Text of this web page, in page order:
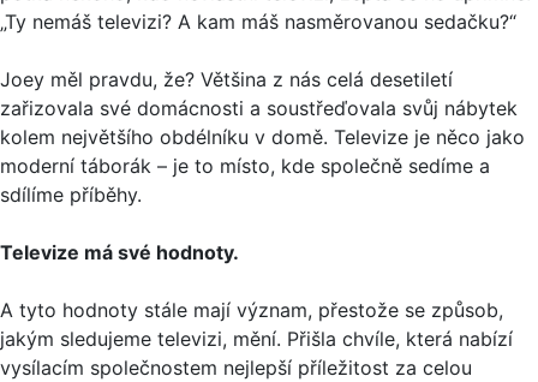
„Ty nemáš televizi? A kam máš nasměrovanou sedačku?“
Joey měl pravdu, že? Většina z nás celá desetiletí
zařizovala své domácnosti a soustřeďovala svůj nábytek
kolem největšího obdélníku v domě. Televize je něco jako
moderní táborák – je to místo, kde společně sedíme a
sdílíme příběhy.
Televize má své hodnoty.
A tyto hodnoty stále mají význam, přestože se způsob,
jakým sledujeme televizi, mění. Přišla chvíle, která nabízí
vysílacím společnostem nejlepší příležitost za celou